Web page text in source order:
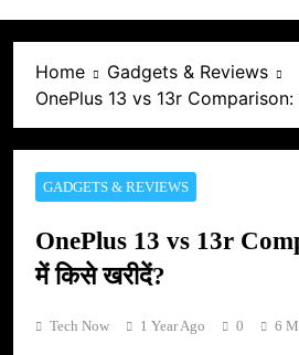
Home
Gadgets & Reviews
OnePlus 13 vs 13r Comparison:
GADGETS & REVIEWS
OnePlus 13 vs 13r
में किसे खरीदें?
Tech Now 1 Year Ago 0 6